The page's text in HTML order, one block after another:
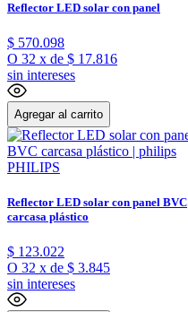
Reflector LED solar con panel
$ 570.098
O 32 x de $ 17.816
sin intereses
Agregar al carrito
PHILIPS
Reflector LED solar con panel BVC
carcasa plástico
$ 123.022
O 32 x de $ 3.845
sin intereses